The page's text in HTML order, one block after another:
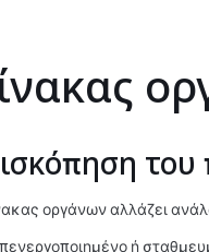
του
οργάνων αλλάζει
ή